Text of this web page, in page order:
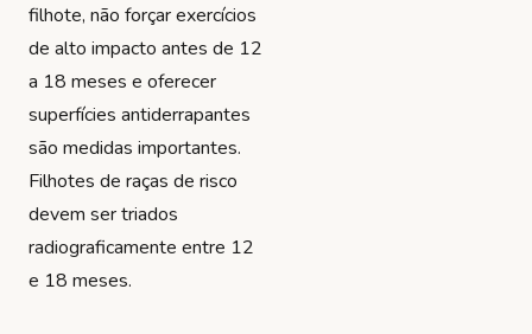
filhote, não forçar exercícios
de alto impacto antes de 12
a 18 meses e oferecer
superfícies antiderrapantes
são medidas importantes.
Filhotes de raças de risco
devem ser triados
radiograficamente entre 12
e 18 meses.